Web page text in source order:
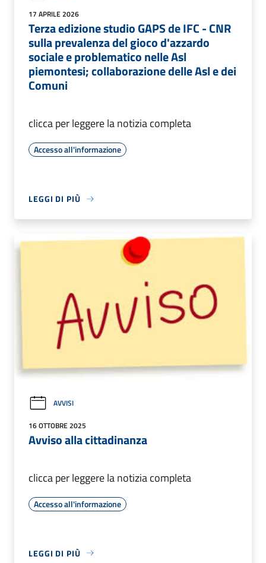
17 APRILE 2026
Terza edizione studio GAPS de IFC - CNR
sulla prevalenza del gioco d'azzardo
sociale e problematico nelle Asl
piemontesi; collaborazione delle Asl e dei
Comuni
clicca per leggere la notizia completa
Accesso all'informazione
LEGGI DI PIÙ
AVVISI
16 OTTOBRE 2025
Avviso alla cittadinanza
clicca per leggere la notizia completa
Accesso all'informazione
LEGGI DI PIÙ